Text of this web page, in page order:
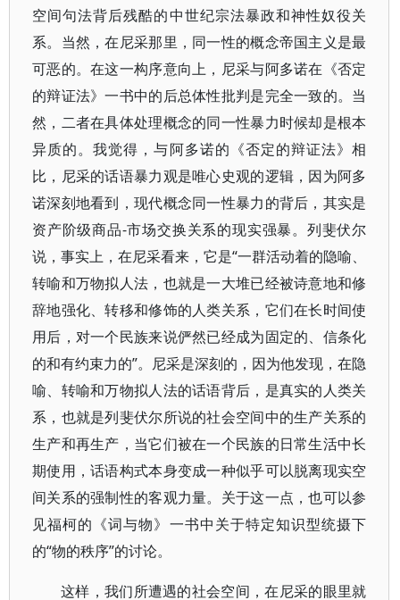
空间句法背后残酷的中世纪宗法暴政和神性奴役关
系。当然，在尼采那里，同一性的概念帝国主义是最
可恶的。在这一构序意向上，尼采与阿多诺在《否定
的辩证法》一书中的后总体性批判是完全一致的。当
然，二者在具体处理概念的同一性暴力时候却是根本
异质的。我觉得，与阿多诺的《否定的辩证法》相
比，尼采的话语暴力观是唯心史观的逻辑，因为阿多
诺深刻地看到，现代概念同一性暴力的背后，其实是
资产阶级商品-市场交换关系的现实强暴。列斐伏尔
说，事实上，在尼采看来，它是“一群活动着的隐喻、
转喻和万物拟人法，也就是一大堆已经被诗意地和修
辞地强化、转移和修饰的人类关系，它们在长时间使
用后，对一个民族来说俨然已经成为固定的、信条化
的和有约束力的”。尼采是深刻的，因为他发现，在隐
喻、转喻和万物拟人法的话语背后，是真实的人类关
系，也就是列斐伏尔所说的社会空间中的生产关系的
生产和再生产，当它们被在一个民族的日常生活中长
期使用，话语构式本身变成一种似乎可以脱离现实空
间关系的强制性的客观力量。关于这一点，也可以参
见福柯的《词与物》一书中关于特定知识型统摄下
的“物的秩序”的讨论。
这样，我们所遭遇的社会空间，在尼采的眼里就